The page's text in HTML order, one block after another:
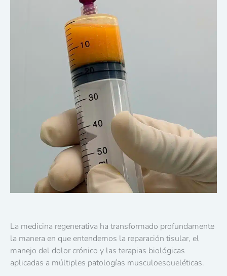
La medicina regenerativa ha transformado profundamente
la manera en que entendemos la reparación tisular, el
manejo del dolor crónico y las terapias biológicas
aplicadas a múltiples patologías musculoesqueléticas.